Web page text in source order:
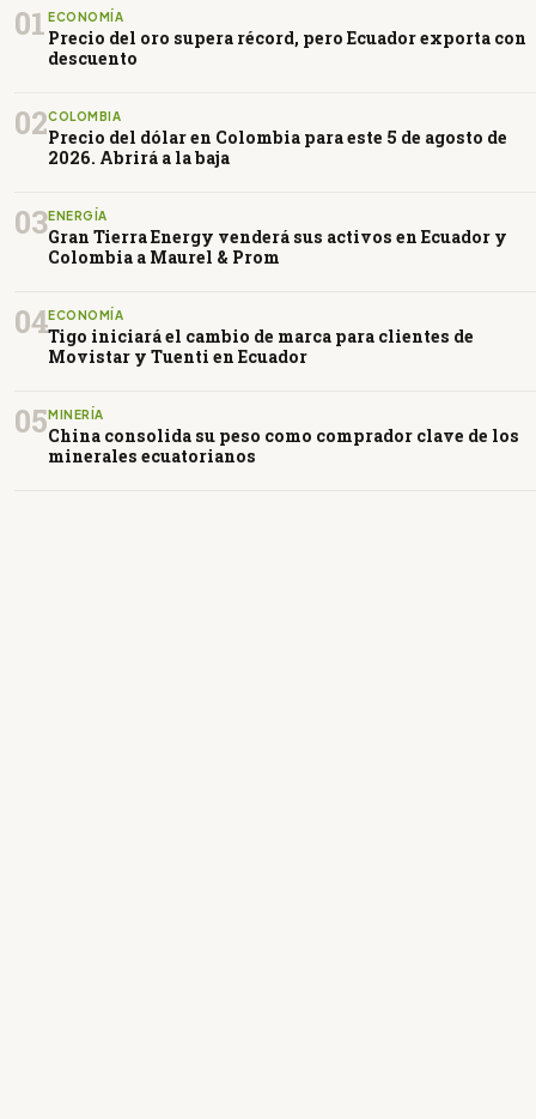
01 ECONOMÍA
Precio del oro supera récord, pero Ecuador exporta con
descuento
02COLOMBIA
Precio del dólar en Colombia para este 5 de agosto de
2026. Abrirá a la baja
03ENERGÍA
Gran Tierra Energy venderá sus activos en Ecuador y
Colombia a Maurel & Prom
04ECONOMÍA
Tigo iniciará el cambio de marca para clientes de
Movistar y Tuenti en Ecuador
05MINERÍA
China consolida su peso como comprador clave de los
minerales ecuatorianos